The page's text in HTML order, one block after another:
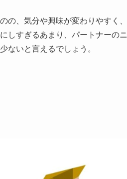
の、気分や興味が変わりやすく
しすぎるあまり、パートナーの
ないと言えるでしょう。